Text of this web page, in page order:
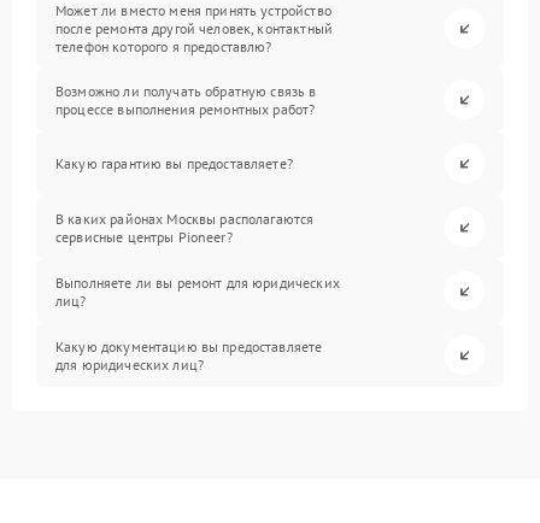
Может ли вместо меня принять устройство
после ремонта другой человек, контактный
телефон которого я предоставлю?
Возможно ли получать обратную связь в
процессе выполнения ремонтных работ?
Какую гарантию вы предоставляете?
В каких районах Москвы располагаются
сервисные центры Pioneer?
Выполняете ли вы ремонт для юридических
лиц?
Какую документацию вы предоставляете
для юридических лиц?